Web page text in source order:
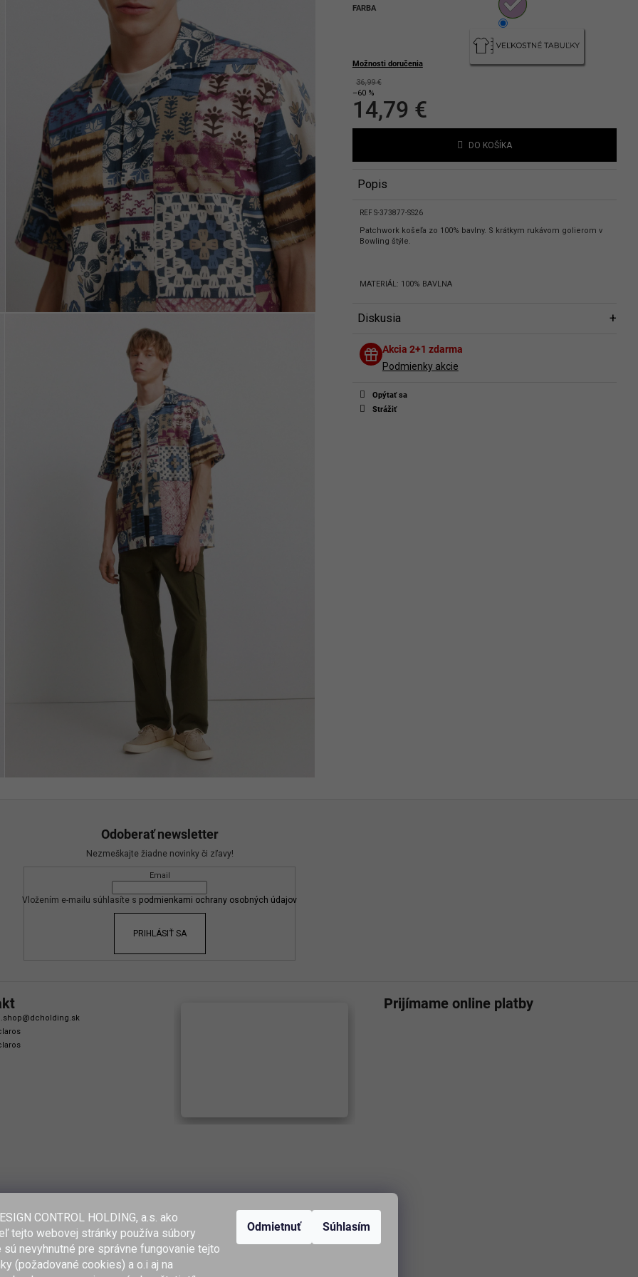
CONTROL HOLDING, a.s. ako
tejto webovej stránky používa súbory
nevyhnutné pre správne fungovanie tejto
(požadované cookies) a o.i aj na
Odmietnuť Súhlasím
FARBA
Možnosti doručenia
36,99 €
–60 %
14,79 €
DO KOŠÍKA
Akcia 2+1 zdarma
Podmienky akcie
Opýtať sa
Strážiť
Popis
REF S-373877-SS26
Patchwork košeľa zo 100% bavlny. S krátkym rukávom golierom v
Bowling štýle.
MATERIÁL: 100% BAVLNA
Diskusia
Diskusia
Buďte prvý, kto napíše príspevok k tejto položke.
prihláste saalebo sa
Odoberať newsletter
Nezmeškajte žiadne novinky či zľavy!
Email
Vložením e-mailu súhlasíte s podmienkami ochrany osobných údajov
PRIHLÁSIŤ SA
@dcholding.sk
Prijímame online platby
Vložením e-mailu súhlasíte s podmienkami ochrany